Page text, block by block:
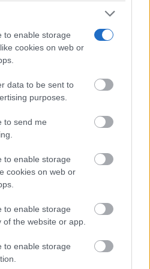
to enable storage
cookies on web or
data to be sent to
purposes.
to send me
to enable storage
cookies on web or
to enable storage
the website or app.
to enable storage
Una FP que dé respuesta a
tejido productivo, pero sin
y su vocación de
el acceso a una formación
de la renta o del
un modelo dual en el que
y otros a lo que queda no
fractura social.
una institución más. Es una
que una sociedad valora y
ir contra nadie, sino a favor
que la educación no